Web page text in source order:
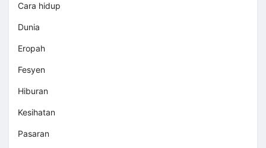
Cara hidup
Dunia
Eropah
Fesyen
Hiburan
Kesihatan
Pasaran